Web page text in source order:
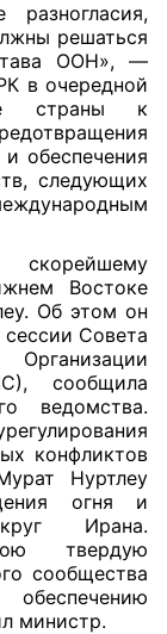
решаться
ООН», —
в очередной
страны к
обеспечения
следующих
Востоке
Об этом он
Совета
сообщила
ведомства.
конфликтов
Нуртлеу
огня и
Ирана.
твердую
сообщества
министр.